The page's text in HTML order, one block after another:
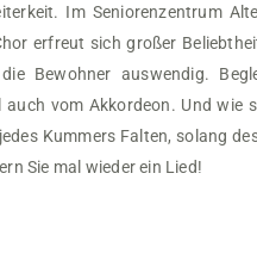
Im Seniorenzentrum
erfreut sich großer
die Bewohner auswendig.
vom Akkordeon. Und wie
Kummers Falten, solang
Sie mal wieder ein Lied!